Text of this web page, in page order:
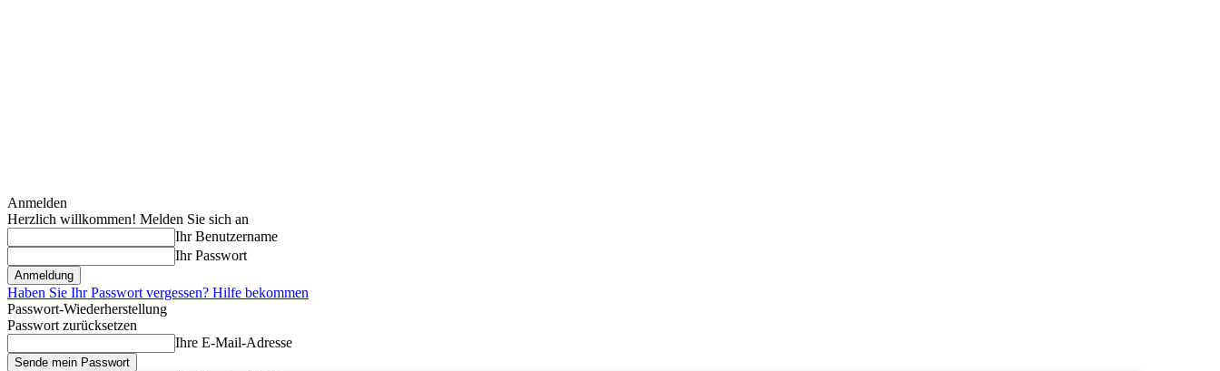
Anmelden
Herzlich willkommen! Melden Sie sich an
Ihr Benutzername
Ihr Passwort
Haben Sie Ihr Passwort vergessen? Hilfe bekommen
Passwort-Wiederherstellung
Passwort zurücksetzen
Ihre E-Mail-Adresse